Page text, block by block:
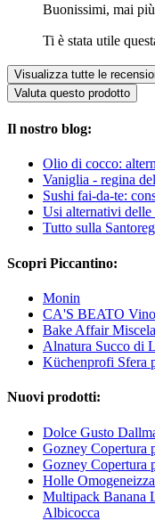
Buonissimi, mai
Ti è stata utile
Visualizza tutte le
Valuta questo prodotto
Il nostro blog:
Olio di cocco:
Vaniglia - regina
Sushi fai-da-te:
Usi alternativi delle
Tutto sulla
Scopri Piccantino:
Monin
CA'S BEATO
Bake Affair
Alnatura Succo di
Küchenprofi Sfera
Nuovi prodotti:
Dolce Gusto
Gozney Copertura
Gozney Copertura
Holle
Multipack Banana
Albicocca